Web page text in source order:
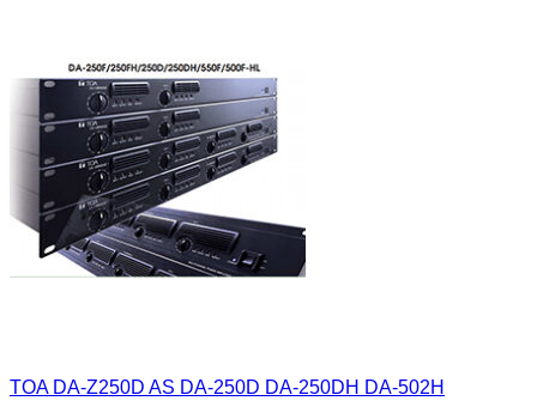
TOA DA-Z250D AS DA-250D DA-250DH DA-502H